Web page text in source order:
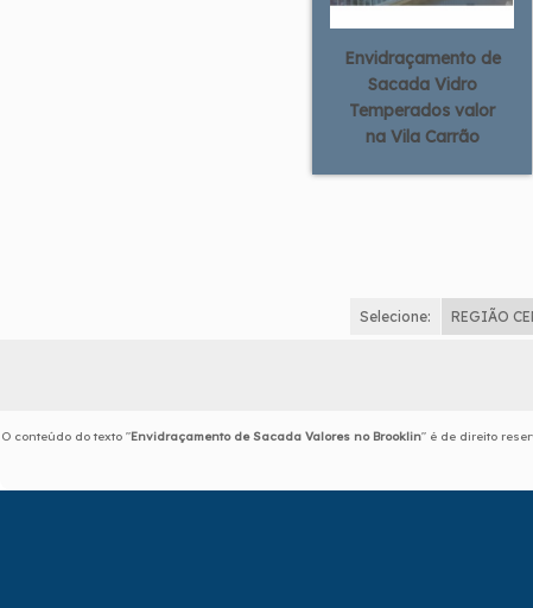
Envidraçamento de
Sacada Vidro
Temperados valor
na Vila Carrão
Selecione: REGIÃO
O conteúdo do texto "Envidraçamento de Sacada Valores no Brooklin" é de direito